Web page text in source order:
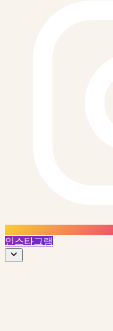
인스타그램